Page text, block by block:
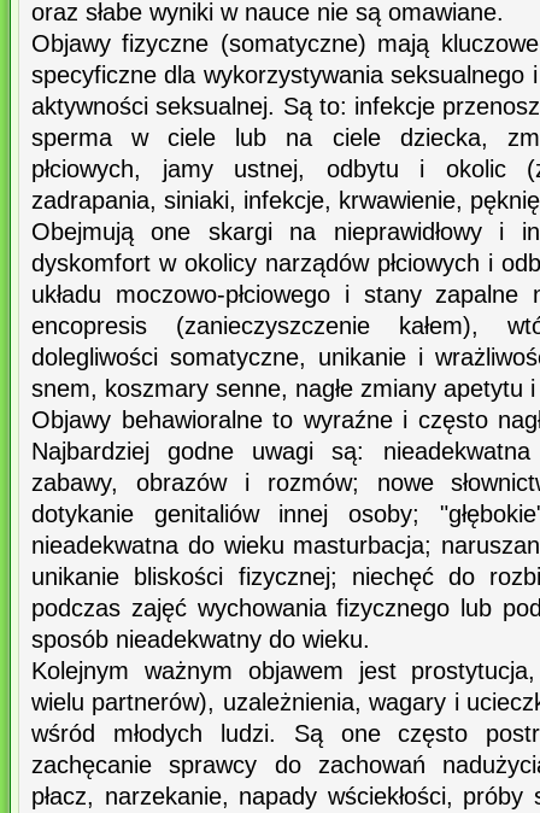
oraz słabe wyniki w nauce nie są omawiane.
Objawy fizyczne (somatyczne) mają
specyficzne dla wykorzystywania seksualnego
aktywności seksualnej. Są to: infekcje
sperma w ciele lub na ciele dziecka,
płciowych, jamy ustnej, odbytu i okolic
zadrapania, siniaki, infekcje, krwawienie,
Obejmują one skargi na nieprawidłowy i
dyskomfort w okolicy narządów płciowych i
układu moczowo-płciowego i stany zapalne
encopresis (zanieczyszczenie kałem),
dolegliwości somatyczne, unikanie i
snem, koszmary senne, nagłe zmiany apetytu
Objawy behawioralne to wyraźne i często
Najbardziej godne uwagi są:
zabawy, obrazów i rozmów; nowe
dotykanie genitaliów innej osoby;
nieadekwatna do wieku masturbacja;
unikanie bliskości fizycznej; niechęć do
podczas zajęć wychowania fizycznego lub
sposób nieadekwatny do wieku.
Kolejnym ważnym objawem jest prostytucja,
wielu partnerów), uzależnienia, wagary i
wśród młodych ludzi. Są one często
zachęcanie sprawcy do zachowań
płacz, narzekanie, napady wściekłości,